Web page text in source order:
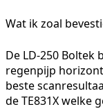
Wat ik zoal
De LD-250 Boltek
regenpijp
beste
de TE831X welke